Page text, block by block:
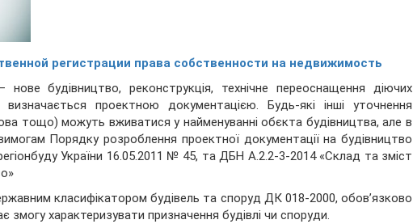
регистрации права собственности на недвижимость
будівництво, реконструкція, технічне переоснащення діючих
проектною документацією. Будь-які інші уточнення
тощо) можуть вживатися у найменуванні обєкта будівництва, але в
Порядку розроблення проектної документації на будівництво
України 16.05.2011 № 45, та ДБН А.2.2-3-2014 «Склад та зміст
класифікатором будівель та споруд ДК 018-2000, обов’язково
характеризувати призначення будівлі чи споруди.